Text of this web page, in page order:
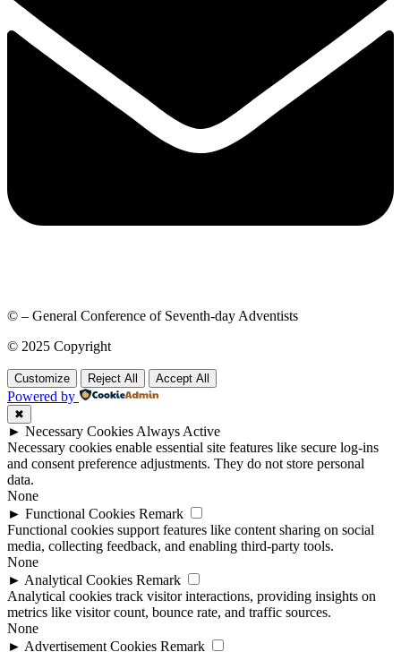
© – General Conference of Seventh-day Adventists
© 2025 Copyright
Customize Reject All Accept All
Powered by
✖
► Necessary Cookies Always Active
Necessary cookies enable essential site features like secure log-ins
and consent preference adjustments. They do not store personal
data.
None
► Functional Cookies Remark
Functional cookies support features like content sharing on social
media, collecting feedback, and enabling third-party tools.
None
► Analytical Cookies Remark
Analytical cookies track visitor interactions, providing insights on
metrics like visitor count, bounce rate, and traffic sources.
None
► Advertisement Cookies Remark